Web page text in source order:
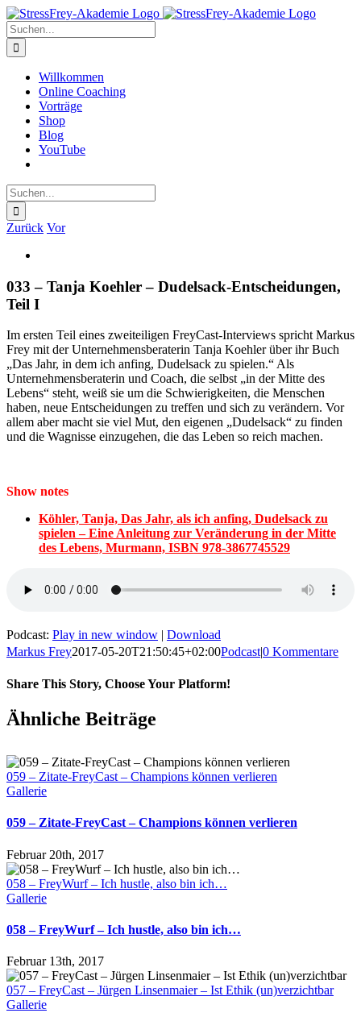
Zum
Inhalt
springen
Suche
nach:
Willkommen
Online Coaching
Vorträge
Shop
Blog
YouTube
Suche
nach:
Zurück Vor
Bild
033 – Tanja Koehler – Dudelsack-Entscheidungen,
Teil I
Im ersten Teil eines zweiteiligen FreyCast-Interviews spricht Markus
Frey mit der Unternehmensberaterin Tanja Koehler über ihr Buch
„Das Jahr, in dem ich anfing, Dudelsack zu spielen.“ Als
Unternehmensberaterin und Coach, die selbst „in der Mitte des
Lebens“ steht, weiß sie um die Schwierigkeiten, die Menschen
haben, neue Entscheidungen zu treffen und sich zu verändern. Vor
allem aber macht sie viel Mut, den eigenen „Dudelsack“ zu finden
und die Wagnisse einzugehen, die das Leben so reich machen.
Show notes
Köhler, Tanja, Das Jahr, als ich anfing, Dudelsack zu
spielen – Eine Anleitung zur Veränderung in der Mitte
des Lebens, Murmann, ISBN 978-3867745529
Podcast: Play in new window | Download
Markus Frey2017-05-20T21:50:45+02:00Podcast|0 Kommentare
Share This Story, Choose Your Platform!
Ähnliche Beiträge
059 – Zitate-FreyCast – Champions können verlieren
Gallerie
059 – Zitate-FreyCast – Champions können verlieren
Februar 20th, 2017
058 – FreyWurf – Ich hustle, also bin ich…
Gallerie
058 – FreyWurf – Ich hustle, also bin ich…
Februar 13th, 2017
057 – FreyCast – Jürgen Linsenmaier – Ist Ethik (un)verzichtbar
Gallerie